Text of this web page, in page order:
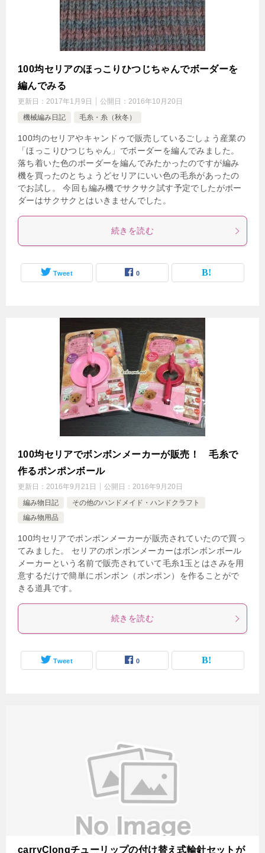
100均セリアのほっこりひつじちゃんでボーダーを
編んでみる
更新日： 2017年1月9日 公開日： 2016年10月20日
機械編み日記
毛糸・糸（秋冬）
100均のセリアやキャンドゥで販売しているごしょう産業の
「ほっこりひつじちゃん」でボーダーを編んでみました。
落ち着いた色のボーダーを編んでみたかったのですが編み
機を買ったのとちょうどセリアにいい色の毛糸があったの
でお試し。 今回も編み機でサクサク試す予定でしたがボー
ダーはサクサクとはいきませんでした。
続きを読む
Tweet 0
100均セリアでボンボンメーカーが販売！ 毛糸で
作るポンポンボール
更新日： 2016年9月21日 公開日： 2016年9月20日
編み物日記
その他のハンドメイド・ハンドクラフト
編み物用品
100均セリアでポンポンメーカーが販売されていたので買っ
てみました。 セリアのポンポンメーカーはボンボンボール
メーカーという名前で販売されていて毛糸1玉とはさみを用
意するだけで簡単にボンボン（ポンポン）を作ることがで
きる道具です。
続きを読む
Tweet 0
carryClongチューリップの付け替え式輪針セットが